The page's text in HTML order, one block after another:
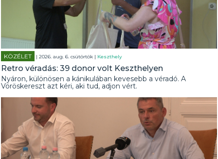
KÖZÉLET | 2026. aug. 6. csütörtök | Keszthely
Retro véradás: 39 donor volt Keszthelyen
Nyáron, különösen a kánikulában kevesebb a véradó. A
Vöröskereszt azt kéri, aki tud, adjon vért.